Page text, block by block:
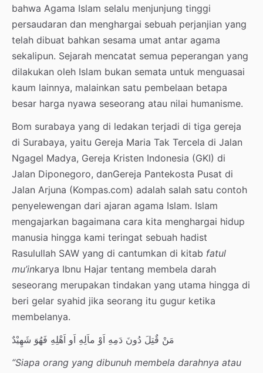
bahwa Agama Islam selalu menjunjung tinggi
persaudaran dan menghargai sebuah perjanjian yang
telah dibuat bahkan sesama umat antar agama
sekalipun. Sejarah mencatat semua peperangan yang
dilakukan oleh Islam bukan semata untuk menguasai
kaum lainnya, malainkan satu pembelaan betapa
besar harga nyawa seseorang atau nilai humanisme.
Bom surabaya yang di ledakan terjadi di tiga gereja
di Surabaya, yaitu Gereja Maria Tak Tercela di Jalan
Ngagel Madya, Gereja Kristen Indonesia (GKI) di
Jalan Diponegoro, danGereja Pantekosta Pusat di
Jalan Arjuna (Kompas.com) adalah salah satu contoh
penyelewengan dari ajaran agama Islam. Islam
mengajarkan bagaimana cara kita menghargai hidup
manusia hingga kami teringat sebuah hadist
Rasulullah SAW yang di cantumkan di kitab fatul
mu’inkarya Ibnu Hajar tentang membela darah
seseorang merupakan tindakan yang utama hingga di
beri gelar syahid jika seorang itu gugur ketika
membelanya.
مَنْ قٌتِلَ دُونَ دَمِهِ اَوْ ماَلِهِ اَو اَهْلِهِ فَهُوَ شَهِيْدٌ
“Siapa orang yang dibunuh membela darahnya atau